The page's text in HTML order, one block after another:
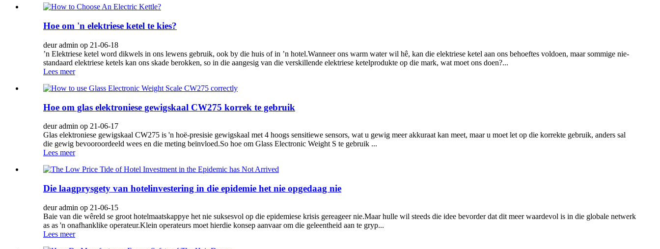
Hoe om 'n elektriese ketel te kies?
deur admin op 21-06-18
’n Elektriese ketel word dikwels in ons lewens gebruik, ook by die huis of in ’n hotel.Wanneer ons warm water wil hê, kan die elektriese ketel aan ons behoeftes voldoen, maar sommige nie-
standaard elektriese ketels kan ons skade berokken, so in die aangesig van die verskillende elektriese ketelprodukte op die mark, wat moet ons doen?...
Lees meer
Hoe om glas elektroniese gewigskaal CW275 korrek te gebruik
deur admin op 21-06-17
Glas elektroniese gewigskaal CW275 is 'n hoë-presisie gewigskaal met 4 hoogs sensitiewe sensors, wat u gewig meer akkuraat kan meet, maar u moet let op die korrekte gebruik, anders sal
die gewig bevooroordeeld wees en die meting beïnvloed.So hoe om Glass Electronic Weight S te gebruik ...
Lees meer
Die laagprysgety van hotelinvestering in die epidemie het nie opgedaag nie
deur admin op 21-06-15
Baie van die wêreld se groot hotelmaatskappye het nie suksesvol op die epidemiese krisis gereageer nie.Maar hulle wil steeds die idee bevorder dat dit meer waardevol is in die globale netwerk
as as 'n onafhanklike operateur.Klein operateurs moet hierdie konsep aanvaar om die geleentheid aan te gryp...
Lees meer